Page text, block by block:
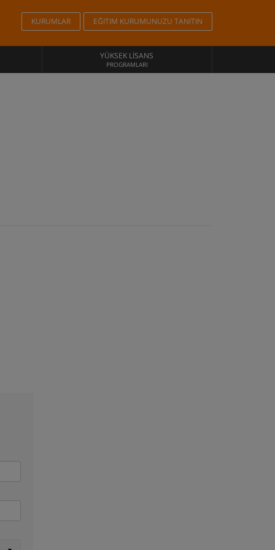
KURUMLAR EĞITIM KURUMUNUZU TANITIN
YÜKSEK LISANS
PROGRAMLARI